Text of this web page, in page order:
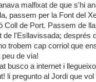
malfixat de que s'hi
passem per la Font del
de Port. Passem de
l'Esllavissada; després
trobem cap corriol que
de via!
busco a internet i
li pregunto al Jordi que